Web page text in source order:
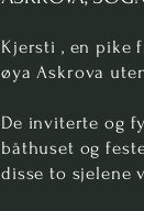
Kjersti , en pike
øya Askrova
De inviterte og
båthuset og
disse to sjelene